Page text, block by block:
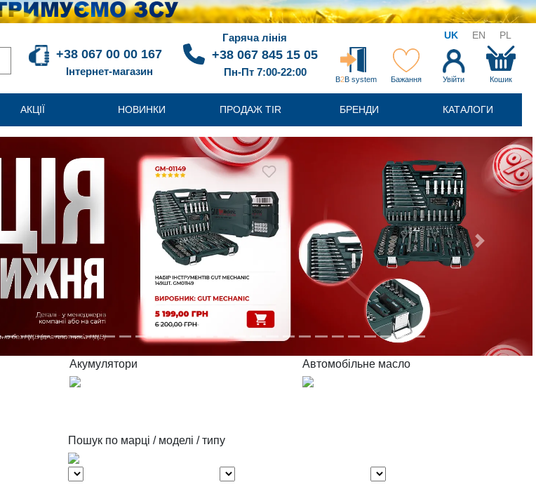
UK EN PL
+38 067 00 00 167
Інтернет-магазин
Гаряча лінія
+38 067 845 15 05
Пн-Пт 7:00-22:00
B2B system Бажання Увійти Кошик
АКЦІЇ НОВИНКИ ПРОДАЖ TIR БРЕНДИ КАТАЛОГИ
Next
Акумулятори Автомобільне масло
Пошук по марці / моделі / типу